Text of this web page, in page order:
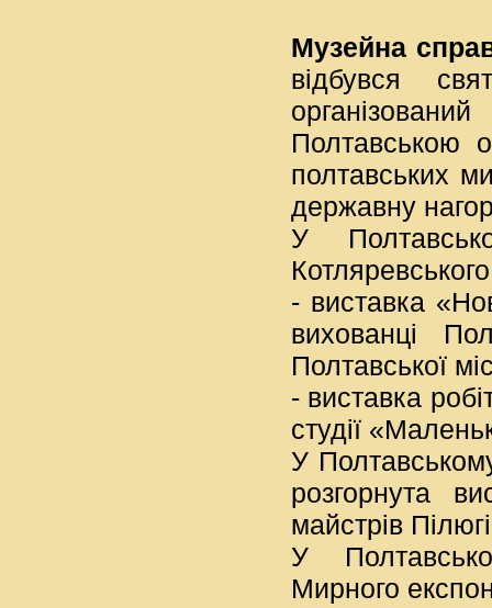
Музейна
відбувся
Полтавською
полтавських
державну
У
- виставка
вихованці
Полтавської
- виставка
студії
У
розгорнута
майстрів
У
Мирного